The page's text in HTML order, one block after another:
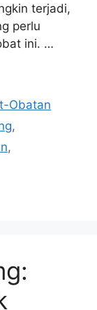
terjadi,
perlu
ini. …
Obatan
,
,